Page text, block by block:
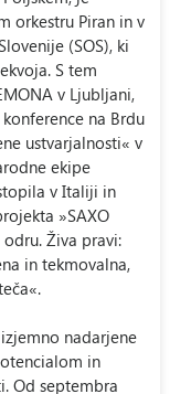
orkestru Piran in v
(SOS), ki
S tem
v Ljubljani,
na Brdu
ustvarjalnosti« v
ekipe
v Italiji in
»SAXO
odru. Živa pravi:
in tekmovalna,
nadarjene
in
Od septembra